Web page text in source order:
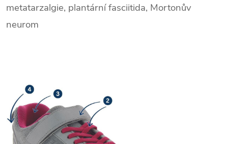
metatarzalgie, plantární fasciitida, Mortonův
neurom